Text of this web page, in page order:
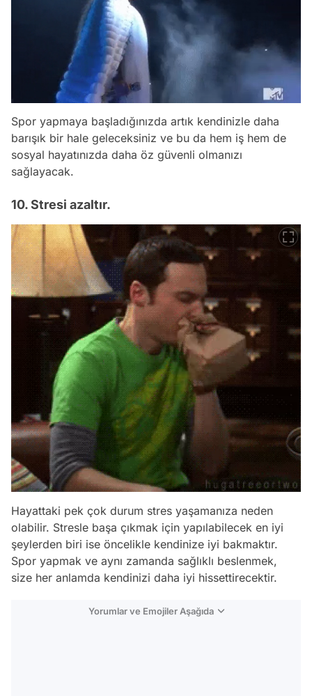
Spor yapmaya başladığınızda artık kendinizle daha
barışık bir hale geleceksiniz ve bu da hem iş hem de
sosyal hayatınızda daha öz güvenli olmanızı
sağlayacak.
10. Stresi azaltır.
Hayattaki pek çok durum stres yaşamanıza neden
olabilir. Stresle başa çıkmak için yapılabilecek en iyi
şeylerden biri ise öncelikle kendinize iyi bakmaktır.
Spor yapmak ve aynı zamanda sağlıklı beslenmek,
size her anlamda kendinizi daha iyi hissettirecektir.
Yorumlar ve Emojiler Aşağıda